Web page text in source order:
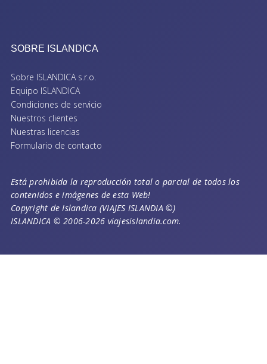
SOBRE ISLANDICA
Sobre ISLANDICA s.r.o.
Equipo ISLANDICA
Condiciones de servicio
Nuestros clientes
Nuestras licencias
Formulario de contacto
Está prohibida la reproducción total o parcial de todos los
contenidos e imágenes de esta Web!
Copyright de Islandica (VIAJES ISLANDIA ©)
ISLANDICA © 2006-2026 viajesislandia.com.